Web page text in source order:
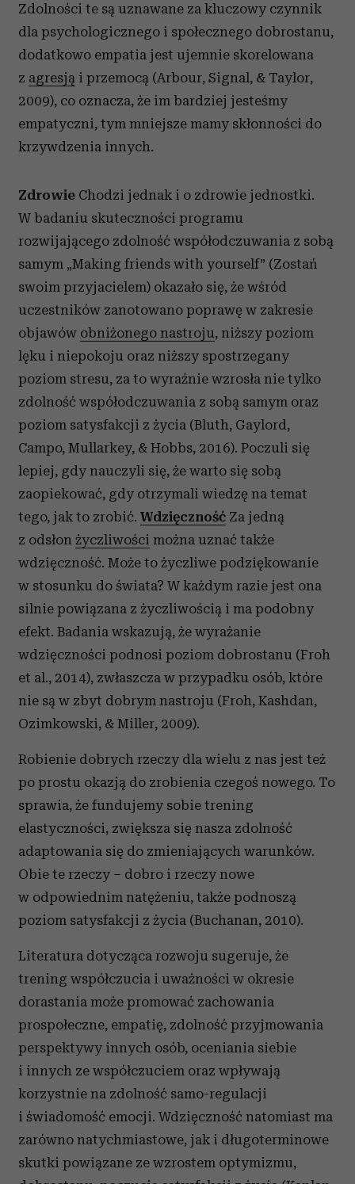
Zdolności te są uznawane za kluczowy czynnik
dla psychologicznego i społecznego dobrostanu,
dodatkowo empatia jest ujemnie skorelowana
z agresją i przemocą (Arbour, Signal, & Taylor,
2009), co oznacza, że im bardziej jesteśmy
empatyczni, tym mniejsze mamy skłonności do
krzywdzenia innych.
Zdrowie Chodzi jednak i o zdrowie jednostki.
W badaniu skuteczności programu
rozwijającego zdolność współodczuwania z sobą
samym „Making friends with yourself” (Zostań
swoim przyjacielem) okazało się, że wśród
uczestników zanotowano poprawę w zakresie
objawów obniżonego nastroju, niższy poziom
lęku i niepokoju oraz niższy spostrzegany
poziom stresu, za to wyraźnie wzrosła nie tylko
zdolność współodczuwania z sobą samym oraz
poziom satysfakcji z życia (Bluth, Gaylord,
Campo, Mullarkey, & Hobbs, 2016). Poczuli się
lepiej, gdy nauczyli się, że warto się sobą
zaopiekować, gdy otrzymali wiedzę na temat
tego, jak to zrobić. Wdzięczność Za jedną
z odsłon życzliwości można uznać także
wdzięczność. Może to życzliwe podziękowanie
w stosunku do świata? W każdym razie jest ona
silnie powiązana z życzliwością i ma podobny
efekt. Badania wskazują, że wyrażanie
wdzięczności podnosi poziom dobrostanu (Froh
et al., 2014), zwłaszcza w przypadku osób, które
nie są w zbyt dobrym nastroju (Froh, Kashdan,
Ozimkowski, & Miller, 2009).
Robienie dobrych rzeczy dla wielu z nas jest też
po prostu okazją do zrobienia czegoś nowego. To
sprawia, że fundujemy sobie trening
elastyczności, zwiększa się nasza zdolność
adaptowania się do zmieniających warunków.
Obie te rzeczy – dobro i rzeczy nowe
w odpowiednim natężeniu, także podnoszą
poziom satysfakcji z życia (Buchanan, 2010).
Literatura dotycząca rozwoju sugeruje, że
trening współczucia i uważności w okresie
dorastania może promować zachowania
prospołeczne, empatię, zdolność przyjmowania
perspektywy innych osób, oceniania siebie
i innych ze współczuciem oraz wpływają
korzystnie na zdolność samo-regulacji
i świadomość emocji. Wdzięczność natomiast ma
zarówno natychmiastowe, jak i długoterminowe
skutki powiązane ze wzrostem optymizmu,